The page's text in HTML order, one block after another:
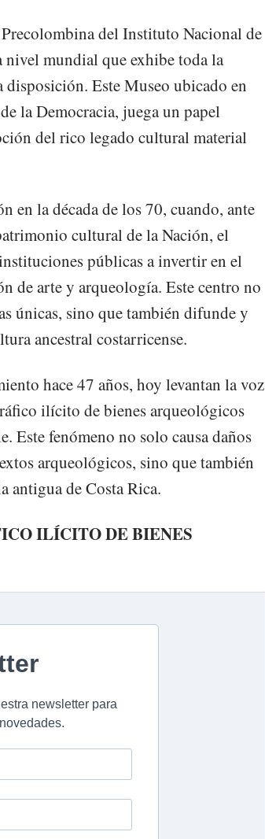
del Instituto Nacional de
nivel mundial que exhibe toda la
Este Museo ubicado en
la Democracia, juega un papel
del rico legado cultural material
en la década de los 70, cuando, ante
cultural de la Nación, el
públicas a invertir en el
de arte y arqueología. Este centro no
únicas, sino que también difunde y
ancestral costarricense.
hace 47 años, hoy levantan la voz
ilícito de bienes arqueológicos
Este fenómeno no solo causa daños
arqueológicos, sino que también
antigua de Costa Rica.
ILÍCITO DE BIENES